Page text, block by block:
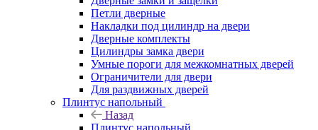
Петли дверные
Накладки под цилиндр на двери
Дверные комплекты
Цилиндры замка двери
Умные пороги для межкомнатных дверей
Ограничители для двери
Для раздвижных дверей
Плинтус напольный
Назад
Плинтус напольный